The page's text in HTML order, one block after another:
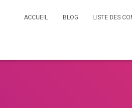
ACCUEIL BLOG LISTE DES